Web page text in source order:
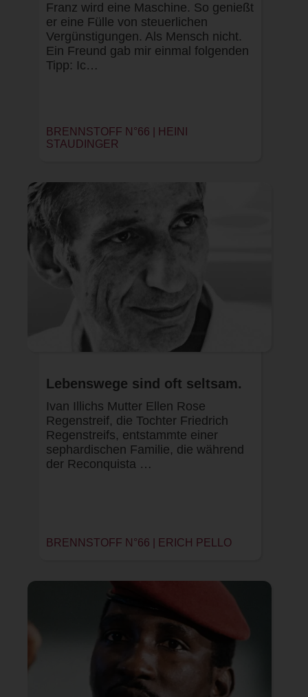
Franz wird eine Maschine. So genießt
er eine Fülle von steuerlichen
Vergünstigungen. Als Mensch nicht.
Ein Freund gab mir einmal folgenden
Tipp: Ic…
BRENNSTOFF N°66 |
HEINI
STAUDINGER
Lebenswege sind oft seltsam.
Ivan Illichs Mutter Ellen Rose
Regenstreif, die Tochter Friedrich
Regenstreifs, entstammte einer
sephardischen Familie, die während
der Reconquista …
BRENNSTOFF N°66 | ERICH PELLO